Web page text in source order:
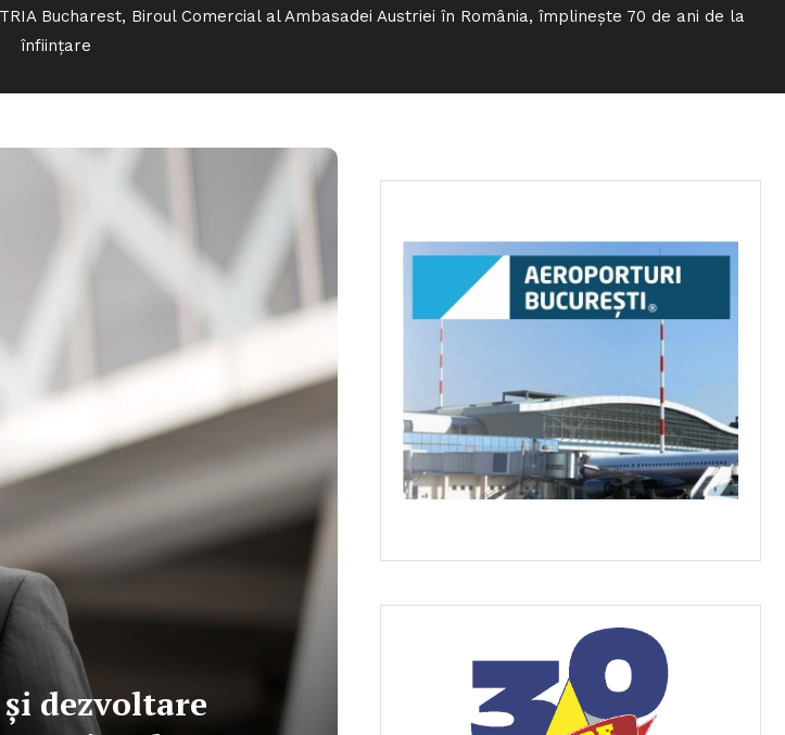
Bucharest, Biroul Comercial al Ambasadei Austriei în România, împlinește 70 de ani de la
înființare
dezvoltare